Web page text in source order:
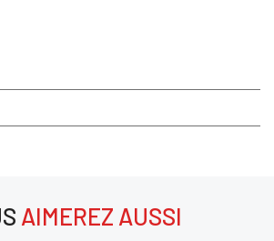
AIMEREZ AUSSI